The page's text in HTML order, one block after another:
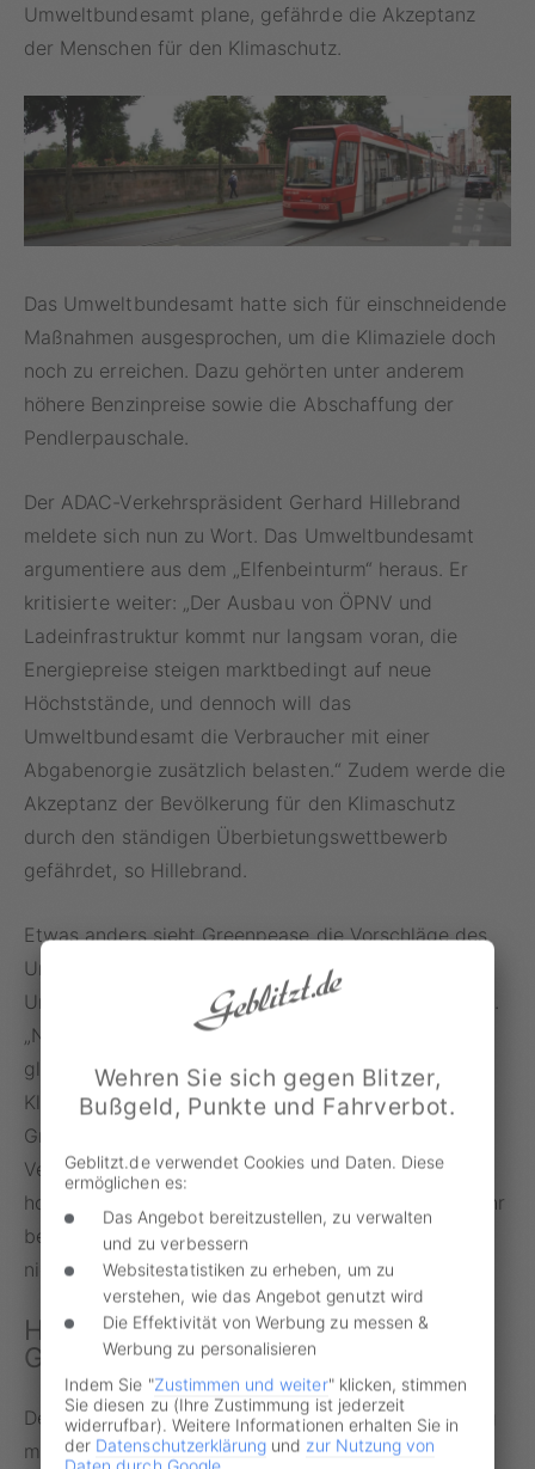
Umweltbundesamt plane, gefährde die Akzeptanz
der Menschen für den Klimaschutz.
Das Umweltbundesamt hatte sich für einschneidende
Maßnahmen ausgesprochen, um die Klimaziele doch
noch zu erreichen. Dazu gehörten unter anderem
höhere Benzinpreise sowie die Abschaffung der
Pendlerpauschale.
Der ADAC-Verkehrspräsident Gerhard Hillebrand
meldete sich nun zu Wort. Das Umweltbundesamt
argumentiere aus dem „Elfenbeinturm“ heraus. Er
kritisierte weiter: „Der Ausbau von ÖPNV und
Ladeinfrastruktur kommt nur langsam voran, die
Energiepreise steigen marktbedingt auf neue
Höchststände, und dennoch will das
Umweltbundesamt die Verbraucher mit einer
Abgabenorgie zusätzlich belasten.“ Zudem werde die
Akzeptanz der Bevölkerung für den Klimaschutz
durch den ständigen Überbietungswettbewerb
gefährdet, so Hillebrand.
Etwas anders sieht Greenpease die Vorschläge des
Umweltbundesamtes. So würde das
Umweltbundesamt das Offensichtliche aussprechen.
„Nur wenn an einer ganzen Reihe Schrauben
gleichzeitig gedreht wird, kann der Verkehr seinen
Klimarückstand aufholen“, so Tobias Austrup von
Greenpease. Zudem scheitere der Klimaschutz im
Verkehr auch nicht an der Sozialverträglichkeit. „Die
horrenden klimaschädlichen Subventionen im Verkehr
begünstigen vor allem vielfahrende Gutverdiener,
nicht die Krankenschwester im Kleinwagen.“
Hilfe im Bußgeldverfahren über
Geblitzt.de
Der Online-Service der CODUKA GmbH arbeitet eng
mit zwei großen Anwaltskanzleien zusammen, deren
Wehren Sie sich gegen Blitzer,
Bußgeld, Punkte und Fahrverbot.
Geblitzt.de verwendet Cookies und Daten. Diese
ermöglichen es:
Das Angebot bereitzustellen, zu verwalten
und zu verbessern
Websitestatistiken zu erheben, um zu
verstehen, wie das Angebot genutzt wird
Die Effektivität von Werbung zu messen &
Werbung zu personalisieren
Indem Sie "Zustimmen und weiter" klicken, stimmen
Sie diesen zu (Ihre Zustimmung ist jederzeit
widerrufbar). Weitere Informationen erhalten Sie in
der Datenschutzerklärung und zur Nutzung von